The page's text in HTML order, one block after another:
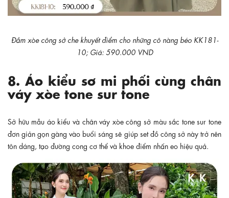
Đầm xòe công sở che khuyết điểm cho những cô nàng béo KK181-
10; Giá: 590.000 VND
8. Áo kiểu sơ mi phối cùng chân
váy xòe tone sur tone
Sở hữu mẫu áo kiểu và chân váy xòe công sở màu sắc tone sur tone
đơn giản gọn gàng vào buổi sáng sẽ giúp set đồ công sở này trở nên
tôn dáng, tạo đường cong cơ thể và khoe điểm nhấn eo hiệu quả.